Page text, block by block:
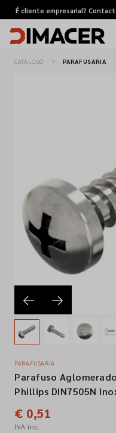
É cliente empresarial?
Pedidos de cotação
Marcas
Favoritos
Empresa
Contactos
Siga-nos nas redes
CATÁLOGO PARAFUSARIA
PARAFUSARIA
Parafuso
Phillips DIN7505N
€ 0,51
IVA inc.